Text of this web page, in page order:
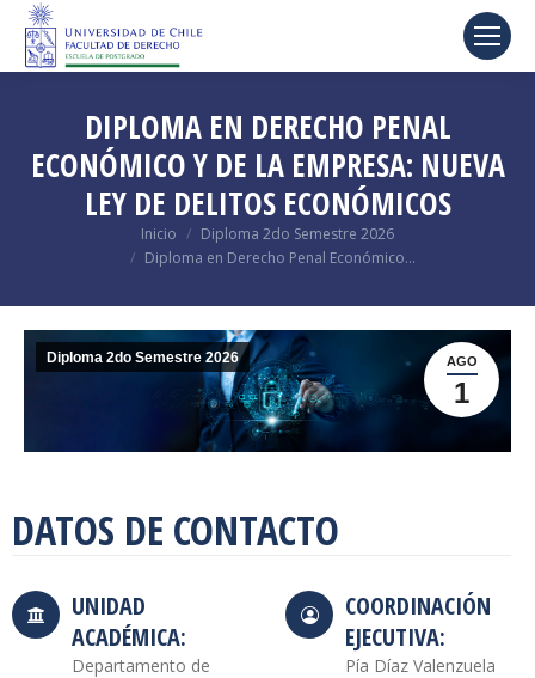
DIPLOMA EN DERECHO PENAL
ECONÓMICO Y DE LA EMPRESA: NUEVA
LEY DE DELITOS ECONÓMICOS
Inicio
Diploma 2do Semestre 2026
Diploma en Derecho Penal Económico…
AGO
1
Diploma 2do Semestre 2026
DATOS DE CONTACTO
UNIDAD
ACADÉMICA:
Departamento de
COORDINACIÓN
EJECUTIVA:
Pía Díaz Valenzuela